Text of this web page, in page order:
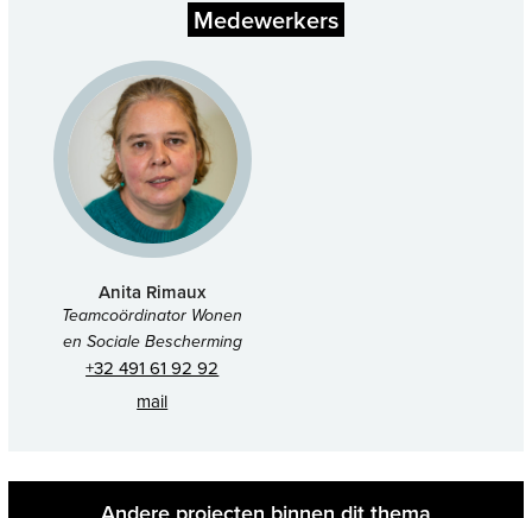
Medewerkers
Anita Rimaux
Teamcoördinator Wonen
en Sociale Bescherming
+32 491 61 92 92
mail